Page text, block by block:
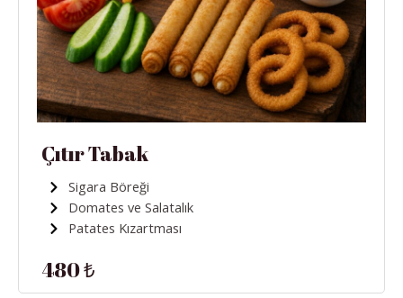
Çıtır Tabak
Sigara Böreği
Domates ve Salatalık
Patates Kızartması
480 ₺